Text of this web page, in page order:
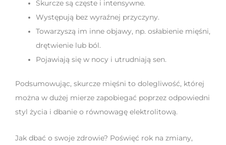
Skurcze są częste i intensywne.
Występują bez wyraźnej przyczyny.
Towarzyszą im inne objawy, np. osłabienie mięśni,
drętwienie lub ból.
Pojawiają się w nocy i utrudniają sen.
Podsumowując, skurcze mięśni to dolegliwość, której
można w dużej mierze zapobiegać poprzez odpowiedni
styl życia i dbanie o równowagę elektrolitową.
Jak dbać o swoje zdrowie? Poświęć rok na zmiany,